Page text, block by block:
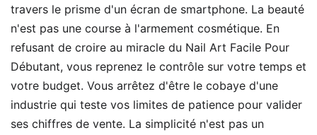
travers le prisme d'un écran de smartphone. La beauté
n'est pas une course à l'armement cosmétique. En
refusant de croire au miracle du Nail Art Facile Pour
Débutant, vous reprenez le contrôle sur votre temps et
votre budget. Vous arrêtez d'être le cobaye d'une
industrie qui teste vos limites de patience pour valider
ses chiffres de vente. La simplicité n'est pas un